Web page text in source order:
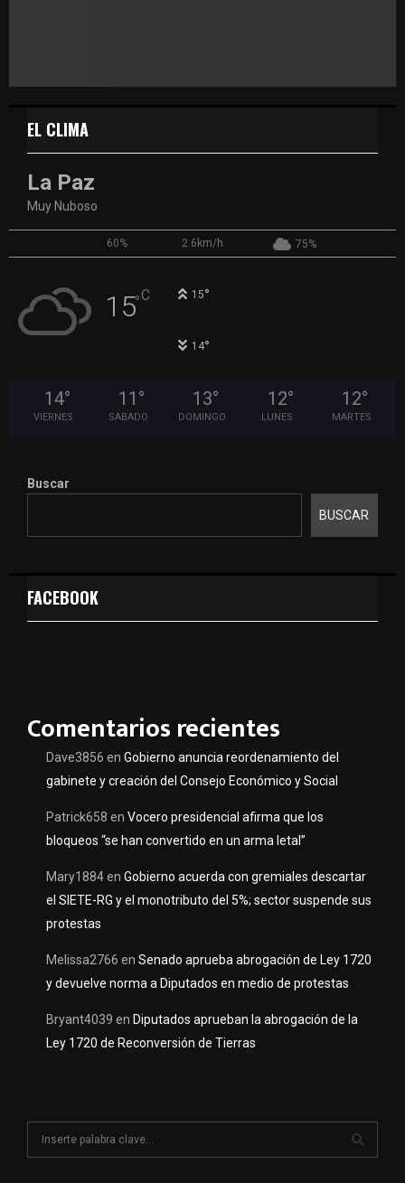
EL CLIMA
La Paz
Muy Nuboso
60% 2.6km/h 75%
15°C 15°
14°
14°
VIERNES
11 °
SABADO
13°
DOMINGO
12°
LUNES
12°
MARTES
Buscar
BUSCAR
FACEBOOK
Comentarios recientes
Dave3856 en Gobierno anuncia reordenamiento del
gabinete y creación del Consejo Económico y Social
Patrick658 en Vocero presidencial afirma que los
bloqueos “se han convertido en un arma letal”
Mary1884en Gobierno acuerda con gremiales descartar
el SIETE-RG y el monotributo del 5%; sector suspende sus
protestas
Melissa2766 en Senado aprueba abrogación de Ley 1720
y devuelve norma a Diputados en medio de protestas
Bryant4039 en Diputados aprueban la abrogación de la
Ley 1720 de Reconversión de Tierras